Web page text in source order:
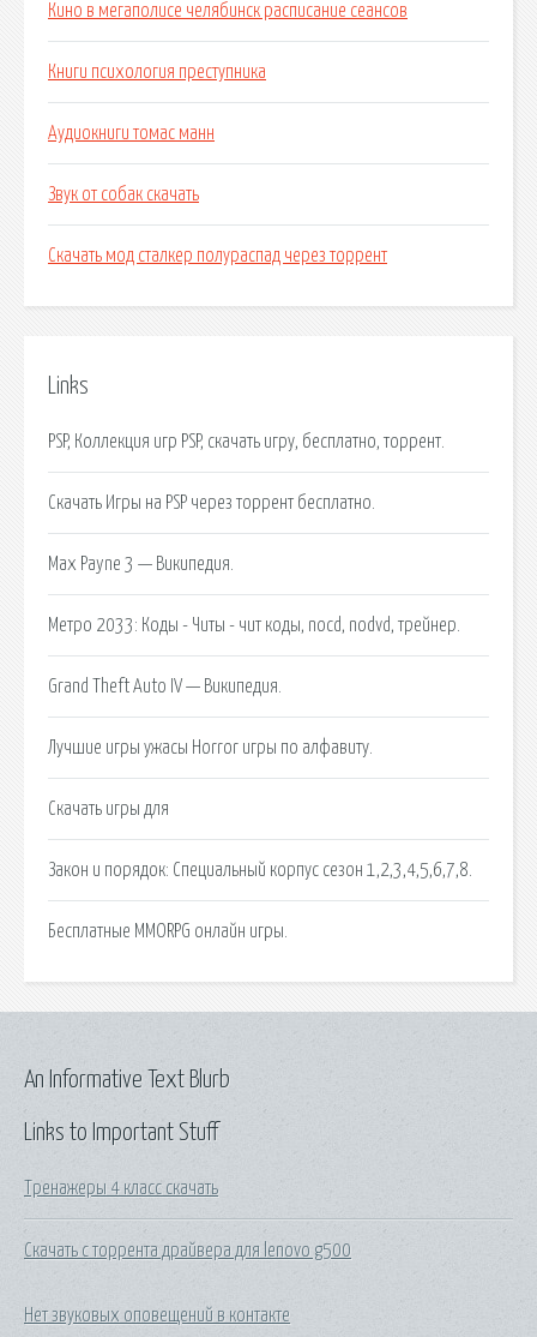
Кино в мегаполисе челябинск расписание сеансов
Книги психология преступника
Аудиокниги томас манн
Звук от собак скачать
Скачать мод сталкер полураспад через торрент
Links
PSP, Коллекция игр PSP, скачать игру, бесплатно, торрент.
Скачать Игры на PSP через торрент бесплатно.
Max Payne 3 — Википедия.
Метро 2033: Коды - Читы - чит коды, nocd, nodvd, трейнер.
Grand Theft Auto IV — Википедия.
Лучшие игры ужасы Horror игры по алфавиту.
Скачать игры для
Закон и порядок: Специальный корпус сезон 1,2,3,4,5,6,7,8.
Бесплатные MMORPG онлайн игры.
Links to Important Stuff
Тренажеры 4 класс скачать
Скачать с торрента драйвера для lenovo g500
Нет звуковых оповещений в контакте
An Informative Text Blurb